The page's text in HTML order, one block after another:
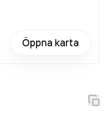
Öppna karta